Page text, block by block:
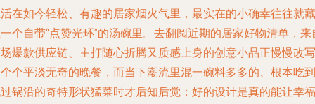
在如今轻松、有趣的居家烟火气里，最实在的小确幸往往就藏
个自带“点赞光环”的汤碗里。去翻阅近期的居家好物清单，来
爆款供应链、主打随心折腾又质感上身的创意小品正慢慢改写
个平淡无奇的晚餐，而当下潮流里混一碗料多多的、根本吃到
锅沿的奇特形状猛菜时才后知后觉：好的设计是真的能让幸福